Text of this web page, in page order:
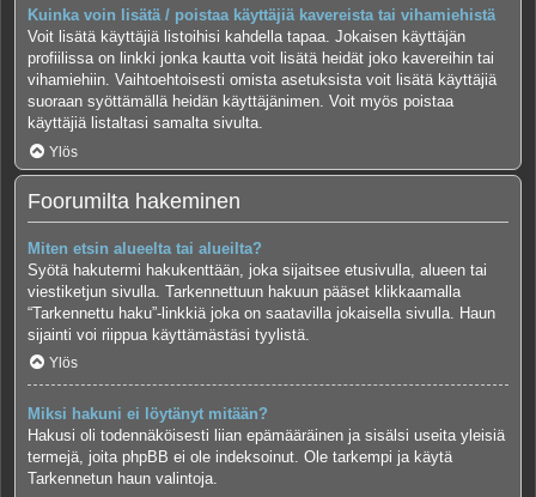
Kuinka voin lisätä / poistaa käyttäjiä kavereista tai vihamiehistä
Voit lisätä käyttäjiä listoihisi kahdella tapaa. Jokaisen käyttäjän
profiilissa on linkki jonka kautta voit lisätä heidät joko kavereihin tai
vihamiehiin. Vaihtoehtoisesti omista asetuksista voit lisätä käyttäjiä
suoraan syöttämällä heidän käyttäjänimen. Voit myös poistaa
käyttäjiä listaltasi samalta sivulta.
Ylös
Foorumilta hakeminen
Miten etsin alueelta tai alueilta?
Syötä hakutermi hakukenttään, joka sijaitsee etusivulla, alueen tai
viestiketjun sivulla. Tarkennettuun hakuun pääset klikkaamalla
“Tarkennettu haku”-linkkiä joka on saatavilla jokaisella sivulla. Haun
sijainti voi riippua käyttämästäsi tyylistä.
Ylös
Miksi hakuni ei löytänyt mitään?
Hakusi oli todennäköisesti liian epämääräinen ja sisälsi useita yleisiä
termejä, joita phpBB ei ole indeksoinut. Ole tarkempi ja käytä
Tarkennetun haun valintoja.